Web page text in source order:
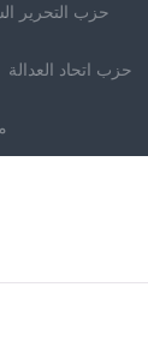
حزب التحرير
حزب اتحاد العدالة